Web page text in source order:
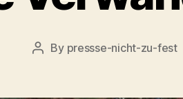
Post
By pressse-nicht-zu-fest